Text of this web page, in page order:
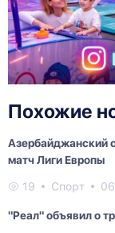
Похожие
Азербайджанский
матч Лиги Европы
19 Спорт
"Реал" объявил о